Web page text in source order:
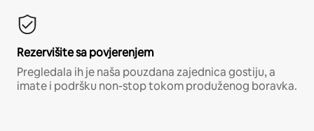
Rezervišite sa povjerenjem
Pregledala ih je naša pouzdana zajednica gostiju, a
imate i podršku non-stop tokom produženog boravka.